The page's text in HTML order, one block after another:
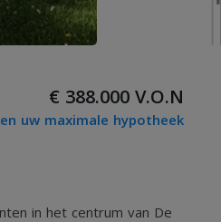
€ 388.000 V.O.N
uw maximale hypotheek
in het centrum van De